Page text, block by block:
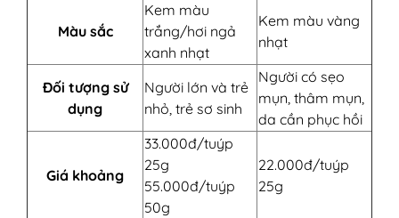
Màu sắc
Kem màu
trắng/hơi ngả
xanh nhạt
Kem màu vàng
nhạt
Đối tượng sử
dụng
Người lớn và trẻ
nhỏ, trẻ sơ sinh
Người có sẹo
mụn, thâm mụn,
da cần phục hồi
Giá khoảng
33.000đ/tuýp
25g
55.000đ/tuýp
50g
22.000đ/tuýp
25g